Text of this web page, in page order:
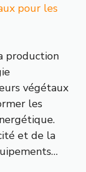
pour les
production
végétaux
les
et de la